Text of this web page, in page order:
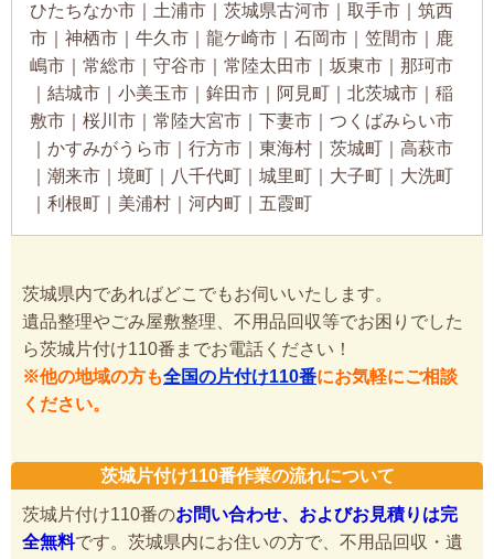
ひたちなか市｜土浦市｜茨城県古河市｜取手市｜筑西
市｜神栖市｜牛久市｜龍ケ崎市｜石岡市｜笠間市｜鹿
嶋市｜常総市｜守谷市｜常陸太田市｜坂東市｜那珂市
｜結城市｜小美玉市｜鉾田市｜阿見町｜北茨城市｜稲
敷市｜桜川市｜常陸大宮市｜下妻市｜つくばみらい市
｜かすみがうら市｜行方市｜東海村｜茨城町｜高萩市
｜潮来市｜境町｜八千代町｜城里町｜大子町｜大洗町
｜利根町｜美浦村｜河内町｜五霞町
茨城県内であればどこでもお伺いいたします。
遺品整理やごみ屋敷整理、不用品回収等でお困りでした
ら茨城片付け110番までお電話ください！
※他の地域の方も全国の片付け110番にお気軽にご相談
ください。
茨城片付け110番作業の流れについて
茨城片付け110番のお問い合わせ、およびお見積りは完
全無料です。茨城県内にお住いの方で、不用品回収・遺